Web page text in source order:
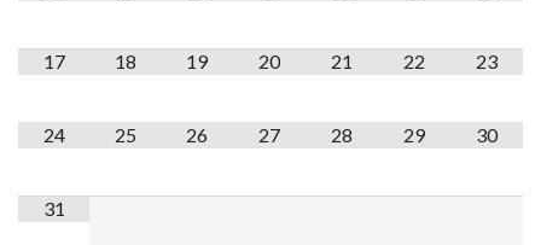
17 18 19 20 21 22 23
24 25 26 27 28 29 30
31